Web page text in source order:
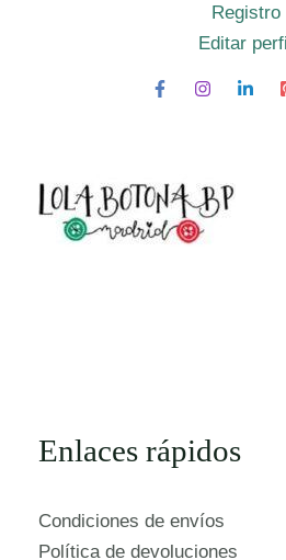
Registro
Editar
Enlaces rápidos
Condiciones de envíos
Política de devoluciones